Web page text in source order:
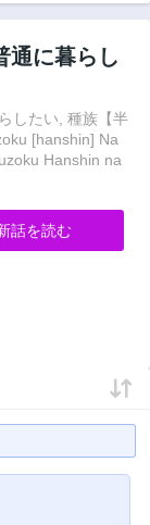
通に暮らし
したい, 種族【半
[hanshin] Na
Hanshin na
話を読む